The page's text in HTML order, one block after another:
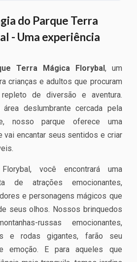
do Parque Terra
- Uma experiência
Terra Mágica Florybal , um
crianças e adultos que procuram
de diversão e aventura.
deslumbrante cercada pela
nosso parque oferece uma
vai encantar seus sentidos e criar
você encontrará uma
de atrações emocionantes,
e personagens mágicos que
seus olhos. Nossos brinquedos
russas emocionantes,
e rodas gigantes, farão seu
emoção. E para aqueles que